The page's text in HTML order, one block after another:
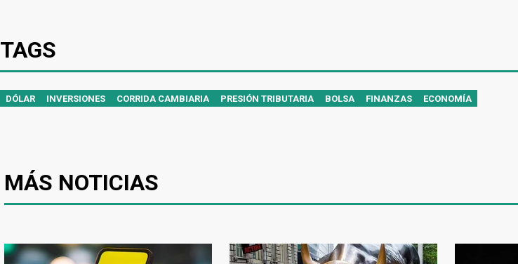
TAGS
DÓLAR INVERSIONES CORRIDA CAMBIARIA PRESIÓN TRIBUTARIA BOLSA FINANZAS ECONOMÍA
MÁS NOTICIAS